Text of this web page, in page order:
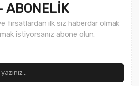
ABONELİK
fırsatlardan ilk siz haberdar olmak
istiyorsanız abone olun.